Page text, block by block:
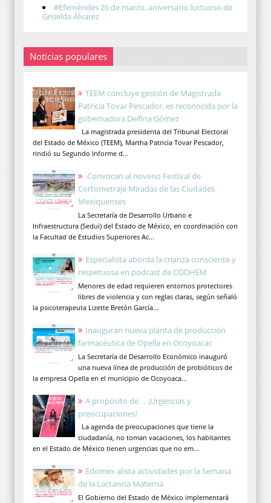
#Efemérides 26 de marzo, aniversario luctuoso de
Griselda Álvarez
Noticias populares
TEEM concluye gestión de Magistrada
Patricia Tovar Pescador, es reconocida por la
gobernadora Delfina Gómez
La magistrada presidenta del Tribunal Electoral
del Estado de México (TEEM), Martha Patricia Tovar Pescador,
rindió su Segundo Informe d...
Convocan al noveno Festival de
Cortometraje Miradas de las Ciudades
Mexiquenses
La Secretaría de Desarrollo Urbano e
Infraestructura (Sedui) del Estado de México, en coordinación con
la Facultad de Estudios Superiores Ac...
Especialista aborda la crianza consciente y
respetuosa en podcast de CODHEM
Menores de edad requieren entornos protectores
libres de violencia y con reglas claras, según señaló
la psicoterapeuta Lizette Bretón García...
Inauguran nueva planta de producción
farmacéutica de Opella en Ocoyoacac
La Secretaría de Desarrollo Económico inauguró
una nueva línea de producción de probióticos de
la empresa Opella en el municipio de Ocoyoaca...
A propósito de… ¡Urgencias y
preocupaciones!
La agenda de preocupaciones que tiene la
ciudadanía, no toman vacaciones, los habitantes
en el Estado de México tienen urgencias que no em...
Edomex alista actividades por la Semana
de la Lactancia Materna
El Gobierno del Estado de México implementará